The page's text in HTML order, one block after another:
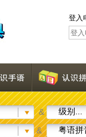
登入
&
级别...
& 粤语拼